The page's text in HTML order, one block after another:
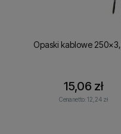
Opaski kablowe
15,06 zł
Cena netto:12,24 zł